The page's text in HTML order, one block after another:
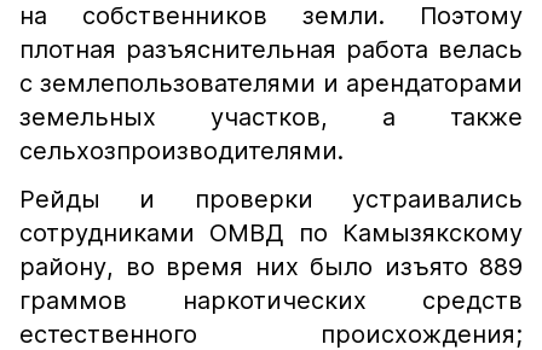
на собственников земли. Поэтому
плотная разъяснительная работа велась
с землепользователями и арендаторами
земельных участков, а также
сельхозпроизводителями.
Рейды и проверки устраивались
сотрудниками ОМВД по Камызякскому
району, во время них было изъято 889
граммов наркотических средств
естественного происхождения;